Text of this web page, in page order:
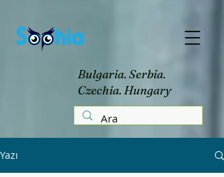
Bulgaria. Serbia.
Czechia. Hungary
Yazı